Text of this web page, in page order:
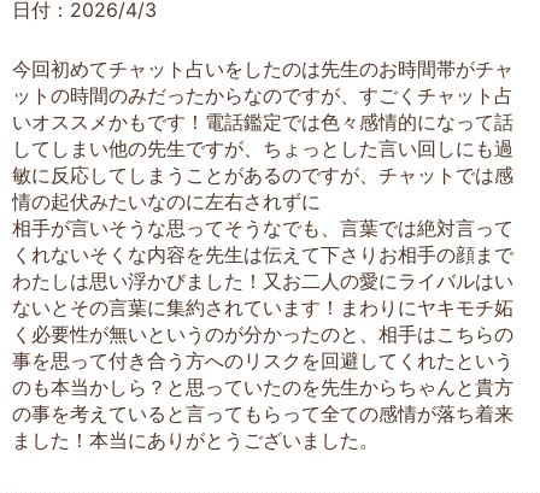
日付：2026/4/3
今回初めてチャット占いをしたのは先生のお時間帯がチャ
ットの時間のみだったからなのですが、すごくチャット占
いオススメかもです！電話鑑定では色々感情的になって話
してしまい他の先生ですが、ちょっとした言い回しにも過
敏に反応してしまうことがあるのですが、チャットでは感
情の起伏みたいなのに左右されずに
相手が言いそうな思ってそうなでも、言葉では絶対言って
くれないそくな内容を先生は伝えて下さりお相手の顔まで
わたしは思い浮かびました！又お二人の愛にライバルはい
ないとその言葉に集約されています！まわりにヤキモチ妬
く必要性が無いというのが分かったのと、相手はこちらの
事を思って付き合う方へのリスクを回避してくれたという
のも本当かしら？と思っていたのを先生からちゃんと貴方
の事を考えていると言ってもらって全ての感情が落ち着来
ました！本当にありがとうございました。